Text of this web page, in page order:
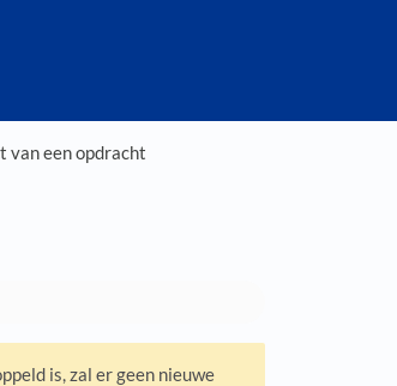
van een opdracht
is, zal er geen nieuwe